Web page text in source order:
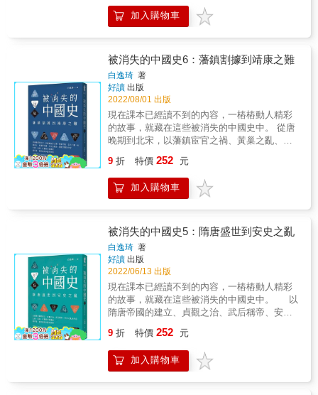
終點，成為歷史的主角，帶著主角光環的他，
準備在人間讓李唐成為不朽的盛世！ & ▎十八
學士二十四功臣，得天下英才如虎添翼 ──會玄
心頭熱！ 李世民以亡隋為戒，廣納諫言，勵精
圖治。他最在乎的就是天下英雄對自己是否有
一腔熱血；他效周公吐哺握髮面會房玄齡；他
在劊子手的刀下救了被李淵迫害的李靖；他對
叛逃的李密既往不咎，弔唁墮淚，哭的不是叛
臣，是反隋義士；他知人善任，從諫如流，重
用最愛罵他的魏徵，聽得不亦樂乎。李世民深
己變成千手觀音！ & ▎政治經濟全面整頓，打
造三百年大唐地基 ──整吏治，推科舉，減稅
役，通絲路，文治武功樣樣行！ 李世民十分重
增，政壇一新；府兵制寓兵於農，推行均田、
租庸調制，使農民耕作有時；減輕賦稅勞役，
戒奢從簡，治安良好，長安城夜不閉戶，民風
一新；設立安西四鎮，穩定國際貿易，絲綢之
路成為世界黃金走廊。唐太宗讓整個中原煥然
一新，穩固了近三百年唐朝的地基！ & ▎常勝
軍終得一敗，親征高麗埋隱患 ──不懼一死，唯
恐功未竟，翠微含風長別人間 李世民經歷過兒
子宮廷奪嫡的風波後，馬上前往親征高麗。早
竟以親征失敗收場，而這遙遠而困難重重的征
途，拉著他的身體走了下坡。最後四年，他還
有很多藍圖沒有實現⋯⋯不過沒關係，他看著
中的權力之巔，登基稱帝並建立武周將李唐江
山取而代之。 & 她是──則天大聖皇帝武曌 &
歲時被唐太宗召入宮，後在太宗駕崩後入感業
寺為尼。李治即位後，復召她入宮，拜昭儀，
進號宸妃。永徽六年，李治立武則天為皇后。
武則天聰明過人，兼涉文史，在656～661年末
起，她趁高宗體弱多病之機，開始處理朝政，
威勢日重。 & ▎朝中攝政，接連廢掉太子，登
基稱帝改國號 ──你上朝，我垂簾聽政，我就看
誰敢提廢后！ 上元元年，高宗稱「天皇」，武
后稱「天后」，宮中稱為「二聖」。武則天成
疆，將他們趕出了政治舞臺。弘道元年，高宗
去世，中宗李顯即位，武則天臨朝稱制。嗣聖
元年，武則天廢中宗為廬陵王，立睿宗李旦，
繼續臨朝稱制。後武則天於天授元年稱帝，國
號周，自以「瞾」字為名。並廢睿宗為皇嗣，
改東都洛陽為神都。 & ▎選賢舉能，知人善用
──名將奇才、棟梁之才、文武全才⋯⋯打造武
則天時代！ 武則天對教育十分重視，她發展科
舉，重用寒門子弟。她任用了很多賢臣來治理
天下，在歷史上以知人善任著稱。她善於用人
還展現在用人制度的改革和創新上，她改革科
舉，提高進士科的地位。舉行殿試，開創武
舉、自舉、試官等多種制度，選拔了一大批賢
才，如狄仁傑、李昭德、姚崇、宋璟及張柬之
等人，讓大批出身寒門的子弟有一展才華的機
加入購物車
被消失的中國史6：藩鎮割據到靖康之難
白逸琦 著
好讀 出版
2022/08/01 出版
現在課本已經讀不到的內容，一樁樁動人精彩
的故事，就藏在這些被消失的中國史中。 從唐
晚期到北宋，以藩鎮宦官之禍、黃巢之亂、五
法、靖康之難為內容，生動、活潑、有趣的白
話描述，最好看、最好懂的中國史故事──《被
消失的中國史》，第六冊：藩鎮割據到靖康之
懂得兒子侍奉父親的道理，那麼你倒說說，父
親和兒子能分成兩家嗎？」 【唐朝後期的衰落
滅亡到趙匡胤黃袍加身建立的大宋王朝】 唐晚
期陷入藩鎮割據與宦官亂政的局面，朝政日
衰，最終滅亡於藩鎮朱溫手上...... 所謂的五代
十國，其實是藩鎮相互交兵的延續，軍閥割據
的動亂年代，最後掌握兵權的趙匡胤也代周立
宋。 宋太祖鑒於唐以來的藩鎮之禍，立下強幹
弱枝、重文輕武的國策，使宋朝呈現出迥異於
嗎？這都是中國史上最精采動人的故事】 「金
吾廳後院的一棵石榴樹上，昨夜降下甘露，此
乃祥瑞之兆！」 「朕如果開設一個擊球狀元
9 折 特價 252 元
加入購物車
被消失的中國史5：隋唐盛世到安史之亂
白逸琦 著
好讀 出版
2022/06/13 出版
現在課本已經讀不到的內容，一樁樁動人精彩
的故事，就藏在這些被消失的中國史中。 以
隋唐帝國的建立、貞觀之治、武后稱帝、安史
看、最好懂的中國史故事──《被消失的中國
史》，第五冊：隋唐盛世到安史之亂 & 「桃李
之子，當為天子。」 「該如何防範？」 「殺光
9 折 特價 252 元
加入購物車